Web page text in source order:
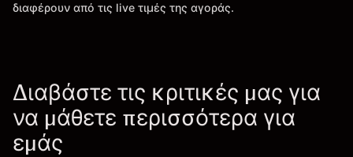
διαφέρουν από τις live τιμές της αγοράς.
Διαβάστε τις κριτικές μας για
να μάθετε περισσότερα για
εμάς